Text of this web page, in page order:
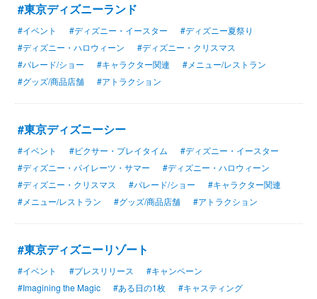
#東京ディズニーランド
#イベント #ディズニー・イースター
#ディズニー夏祭り
#ディズニー・ハロウィーン
#ディズニー・クリスマス
#パレード/ショー
#キャラクター関連
#メニュー/レストラン
#グッズ/商品店舗
#アトラクション
#東京ディズニーシー
#イベント #ピクサー・プレイタイム
#ディズニー・イースター
#ディズニー・パイレーツ・サマー
#ディズニー・ハロウィーン
#ディズニー・クリスマス
#パレード/ショー
#キャラクター関連
#メニュー/レストラン
#グッズ/商品店舗 #アトラクション
#東京ディズニーリゾート
#イベント #プレスリリース
#キャンペーン
#Imagining the Magic
#ある日の1枚
#キャスティング